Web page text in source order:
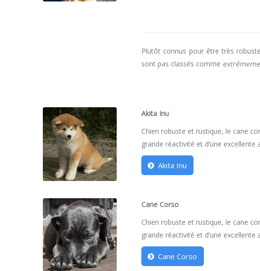
Plutôt connus pour être très
sont pas classés comme
Akita Inu
Chien robuste et rustique, le cane
grande réactivité et d’une excellente
Akita Inu
Cane Corso
Chien robuste et rustique, le cane
grande réactivité et d’une excellente
Cane Corso